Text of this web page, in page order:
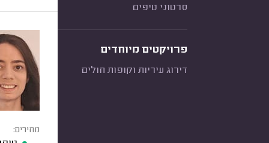
סרטוני טיפים
פרויקטים מיוחדים
דירוג עיריות וקופות חולים
מחירים: